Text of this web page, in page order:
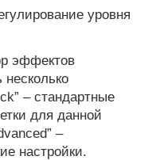
уровня
эффектов
несколько
– стандартные
для данной
–
настройки.